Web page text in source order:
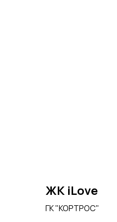
ЖК iLove
ГК "КОРТРОС"